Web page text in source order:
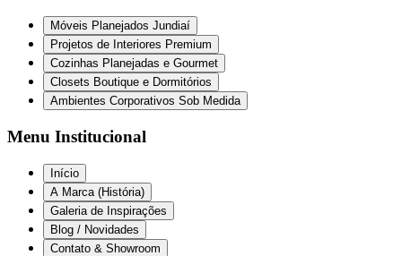
Móveis Planejados Jundiaí
Projetos de Interiores Premium
Cozinhas Planejadas e Gourmet
Closets Boutique e Dormitórios
Ambientes Corporativos Sob Medida
Menu Institucional
Início
A Marca (História)
Galeria de Inspirações
Blog / Novidades
Contato & Showroom